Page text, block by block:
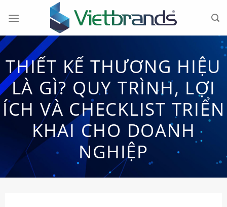
đến
dung
THIẾT KẾ THƯƠNG HIỆU
LÀ GÌ? QUY TRÌNH, LỢI
ÍCH VÀ CHECKLIST TRIỂN
KHAI CHO DOANH
NGHIỆP